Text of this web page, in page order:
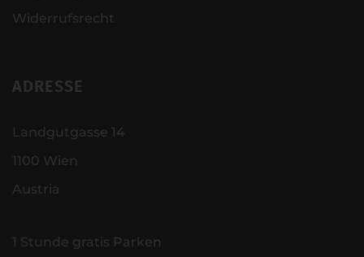
Widerrufsrecht
ADRESSE
Landgutgasse 14
1100 Wien
Austria
1 Stunde gratis Parken